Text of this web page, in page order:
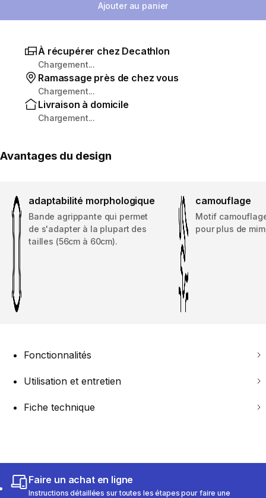
Ajouter au panier
À récupérer chez Decathlon
Chargement...
Ramassage près de chez vous
Chargement...
Livraison à domicile
Chargement...
Avantages du design
adaptabilité morphologique
Bande agrippante qui permet
de s'adapter à la plupart des
tailles (56cm à 60cm).
camouflage
Motif
pour plus de
Fonctionnalités
Utilisation et entretien
Fiche technique
Faire un achat en ligne
Instructions détaillées sur toutes les étapes pour faire une